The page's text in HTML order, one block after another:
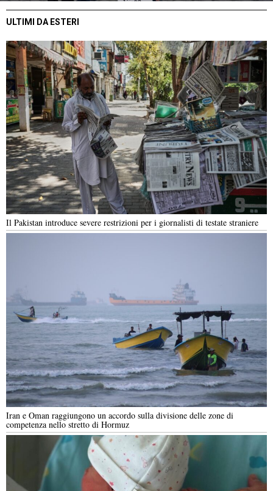
ULTIMI DA ESTERI
Il Pakistan introduce severe restrizioni per i giornalisti di testate straniere
Iran e Oman raggiungono un accordo sulla divisione delle zone di
competenza nello stretto di Hormuz